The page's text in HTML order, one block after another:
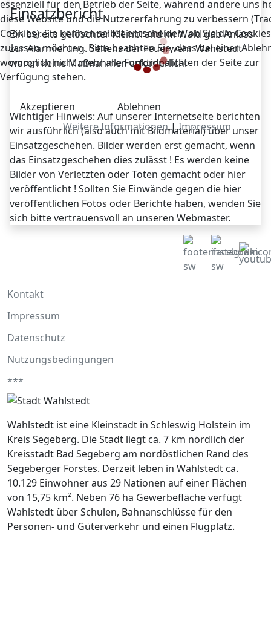
Einsatzbericht
Ein bereits gelöschter Kleinbrand im Wald gab Anlass
zur Alarmierung. Seitens der Feuerwehr Wahlstedt
waren keine Maßnahmen erforderlich.
Wichtiger Hinweis: Auf unserer Internetseite berichten
wir ausführlich (also auch mit Bildmaterial) über unser
Einsatzgeschehen. Bilder werden erst gemacht, wenn
das Einsatzgeschehen dies zulässt ! Es werden keine
Bilder von Verletzten oder Toten gemacht oder hier
veröffentlicht ! Sollten Sie Einwände gegen die hier
veröffentlichen Fotos oder Berichte haben, wenden Sie
sich bitte vertrauensvoll an unseren Webmaster.
Kontakt
Impressum
Datenschutz
Nutzungsbedingungen
***
Wahlstedt ist eine Kleinstadt in Schleswig Holstein im
Kreis Segeberg. Die Stadt liegt ca. 7 km nördlich der
Kreisstadt Bad Segeberg am nordöstlichen Rand des
Segeberger Forstes. Derzeit leben in Wahlstedt ca.
10.129 Einwohner aus 29 Nationen auf einer Flächen
von 15,75 km². Neben 76 ha Gewerbefläche verfügt
Wahlstedt über Schulen, Bahnanschlüsse für den
Personen- und Güterverkehr und einen Flugplatz.
essenziell für den Betrieb der Seite, während andere uns
diese Website und die Nutzererfahrung zu verbessern
Cookies). Sie können selbst entscheiden, ob Sie die Cookies
zulassen möchten. Bitte beachten Sie, dass bei einer
womöglich nicht mehr alle Funktionalitäten der Seite zur
Verfügung stehen.
Akzeptieren
Ablehnen
Weitere Informationen|Impressum